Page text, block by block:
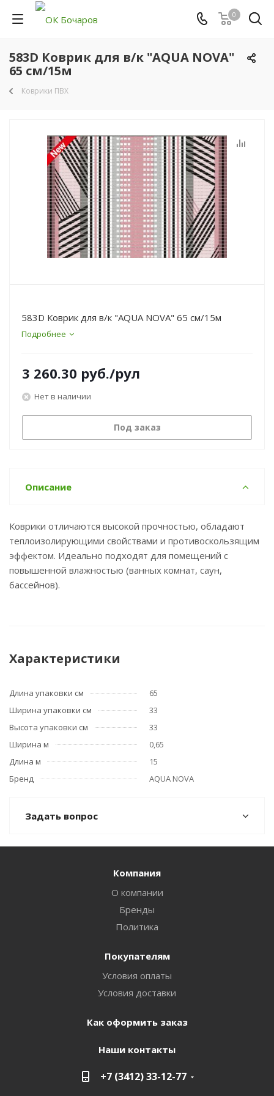
0
583D Коврик для в/к "AQUA NOVA"
65 см/15м
Коврики ПВХ
583D Коврик для в/к "AQUA NOVA" 65 см/15м
Подробнее
3 260.30 руб./рул
Нет в наличии
Под заказ
Описание
Коврики отличаются высокой прочностью, обладают
теплоизолирующими свойствами и противоскользящим
эффектом. Идеально подходят для помещений с
повышенной влажностью (ванных комнат, саун,
бассейнов).
Характеристики
Длина упаковки см
65
Ширина упаковки см
33
Высота упаковки см
33
Ширина м
0,65
Длина м
15
Бренд
AQUA NOVA
Задать вопрос
Компания
О компании
Бренды
Политика
Покупателям
Условия оплаты
Условия доставки
Как оформить заказ
Наши контакты
+7 (3412) 33-12-77